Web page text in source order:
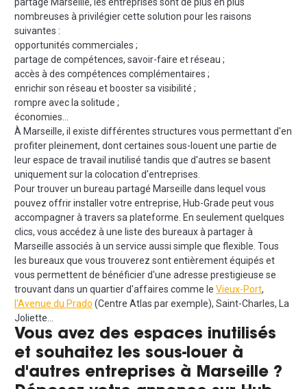
nombreuses à privilégier cette solution pour les raisons
suivantes :
opportunités commerciales ;
partage de compétences, savoir-faire et réseau ;
accès à des compétences complémentaires ;
enrichir son réseau et booster sa visibilité ;
rompre avec la solitude ;
économies…
À Marseille, il existe différentes structures vous permettant d'en
profiter pleinement, dont certaines sous-louent une partie de
leur espace de travail inutilisé tandis que d'autres se basent
uniquement sur la colocation d'entreprises.
Pour trouver un bureau partagé Marseille dans lequel vous
pouvez offrir installer votre entreprise, Hub-Grade peut vous
accompagner à travers sa plateforme. En seulement quelques
clics, vous accédez à une liste des bureaux à partager à
Marseille associés à un service aussi simple que flexible. Tous
les bureaux que vous trouverez sont entièrement équipés et
vous permettent de bénéficier d'une adresse prestigieuse se
trouvant dans un quartier d'affaires comme le Vieux-Port,
l'Avenue du Prado (Centre Atlas par exemple), Saint-Charles, La
Joliette…
Vous avez des espaces inutilisés
et souhaitez les sous-louer à
d'autres entreprises à Marseille ?